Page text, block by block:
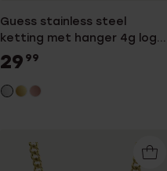
Guess stainless steel
ketting met hanger 4g logo
voor dames
29 99